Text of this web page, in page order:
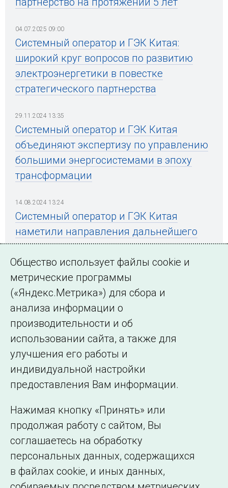
04.07.2025 09:00
Системный оператор и ГЭК Китая:
широкий круг вопросов по развитию
электроэнергетики в повестке
стратегического партнерства
29.11.2024 13:35
Системный оператор и ГЭК Китая
объединяют экспертизу по управлению
большими энергосистемами в эпоху
трансформации
14.08.2024 13:24
Системный оператор и ГЭК Китая
наметили направления дальнейшего
сотрудничества
← Все публикации
Подписаться на новости
©2005–2026 АО «СО ЕЭС»
Филиалы и
представительства
Сведения об
образовательной
организации
Общество использует файлы cookie и
метрические программы
(«Яндекс.Метрика») для сбора и
анализа информации о
производительности и об
использовании сайта, а также для
улучшения его работы и
индивидуальной настройки
предоставления Вам информации.
Нажимая кнопку «Принять» или
продолжая работу с сайтом, Вы
соглашаетесь на обработку
персональных данных, содержащихся
в файлах cookie, и иных данных,